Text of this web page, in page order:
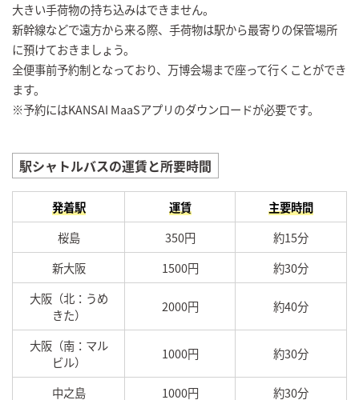
大きい手荷物の持ち込みはできません。
新幹線などで遠方から来る際、手荷物は駅から最寄りの保管場所
に預けておきましょう。
全便事前予約制となっており、万博会場まで座って行くことができ
ます。
※予約にはKANSAI MaaSアプリのダウンロードが必要です。
駅シャトルバスの運賃と所要時間
発着駅 運賃
主要時間
桜島
350円
約15分
新大阪
1500円
約30分
大阪（北：うめ
きた）
2000円 約40分
大阪（南：マル
ビル）
1000円 約30分
中之島 1000円 約30分